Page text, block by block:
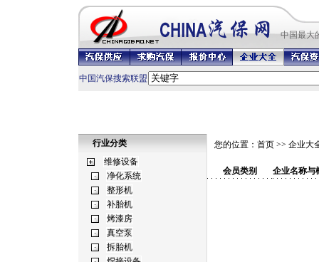
中国最大
中国汽保搜索联盟
行业分类 您的位置： 首页 >> 企业大
会员类别 企业名称与